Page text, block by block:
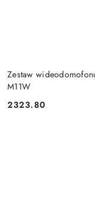
Zestaw
M11W
Cena:
2323.80